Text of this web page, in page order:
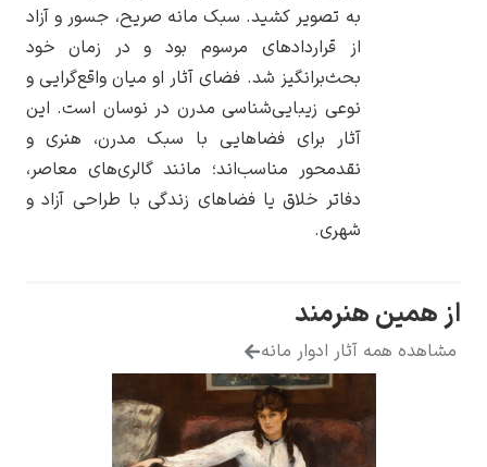
به تصویر کشید. سبک مانه صریح، جسور و آزاد
از قراردادهای مرسوم بود و در زمان خود
بحث‌برانگیز شد. فضای آثار او میان واقع‌گرایی و
نوعی زیبایی‌شناسی مدرن در نوسان است. این
آثار برای فضاهایی با سبک مدرن، هنری و
نقدمحور مناسب‌اند؛ مانند گالری‌های معاصر،
دفاتر خلاق یا فضاهای زندگی با طراحی آزاد و
هنرمند
آثار ادوار مانه